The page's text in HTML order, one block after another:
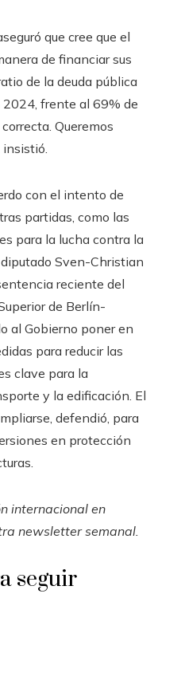
que cree que el
de financiar sus
de la deuda pública
frente al 69% de
Queremos
insistió.
con el intento de
partidas, como las
para la lucha contra la
Sven-Christian
reciente del
de Berlín-
al Gobierno poner en
para reducir las
clave para la
y la edificación. El
defendió, para
en protección
internacional en
newsletter semanal.
seguir